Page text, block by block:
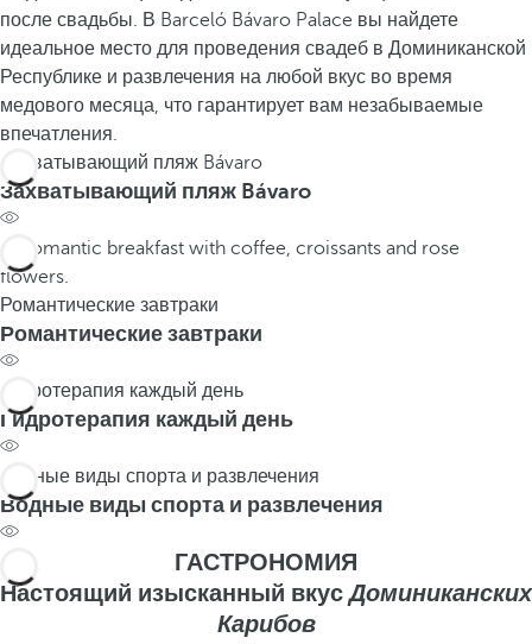
после свадьбы. В Barceló Bávaro Palace вы найдете
идеальное место для проведения свадеб в Доминиканской
Республике и развлечения на любой вкус во время
медового месяца, что гарантирует вам незабываемые
впечатления.
Захватывающий пляж Bávaro
Захватывающий пляж Bávaro
Романтические завтраки
Романтические завтраки
Гидротерапия каждый день
Гидротерапия каждый день
Водные виды спорта и развлечения
Водные виды спорта и развлечения
ГАСТРОНОМИЯ
Настоящий изысканный вкусДоминиканских
Карибов